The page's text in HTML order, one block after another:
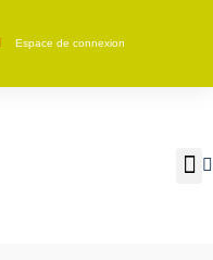
Espace de connexion